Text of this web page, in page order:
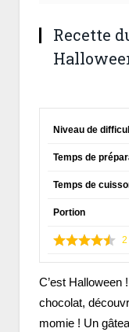
Recette
Niveau de
Temps de
Temps de
Portion
2
C’est Halloween
chocolat,
momie ! Un